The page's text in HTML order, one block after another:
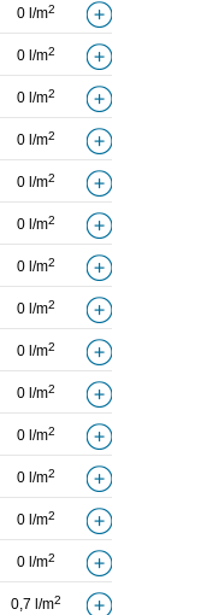
0 l/m2
0 l/m2
0 l/m2
0 l/m2
0 l/m2
0 l/m2
0 l/m2
0 l/m2
0 l/m2
0 l/m2
0 l/m2
0 l/m2
0 l/m2
0 l/m2
0,7 l/m2